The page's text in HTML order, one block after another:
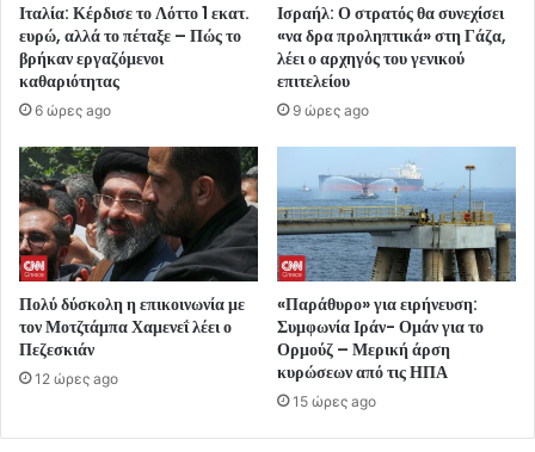
Ιταλία: Κέρδισε το Λόττο 1 εκατ.
ευρώ, αλλά το πέταξε – Πώς το
βρήκαν εργαζόμενοι
καθαριότητας
6 ώρες ago
Ισραήλ: Ο στρατός θα συνεχίσει
«να δρα προληπτικά» στη Γάζα,
λέει ο αρχηγός του γενικού
επιτελείου
9 ώρες ago
Πολύ δύσκολη η επικοινωνία με
τον Μοτζτάμπα Χαμενεΐ λέει ο
Πεζεσκιάν
12 ώρες ago
«Παράθυρο» για ειρήνευση:
Συμφωνία Ιράν- Ομάν για το
Ορμούζ – Μερική άρση
κυρώσεων από τις ΗΠΑ
15 ώρες ago